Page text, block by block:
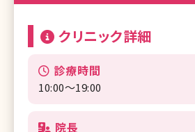
クリニック詳細
診療時間
10:00〜19:00
院長